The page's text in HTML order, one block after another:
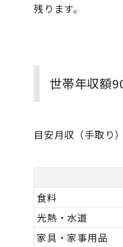
残ります。
世帯年収額
目安月収（手取り
食料
光熱・水道
家具・家事用品